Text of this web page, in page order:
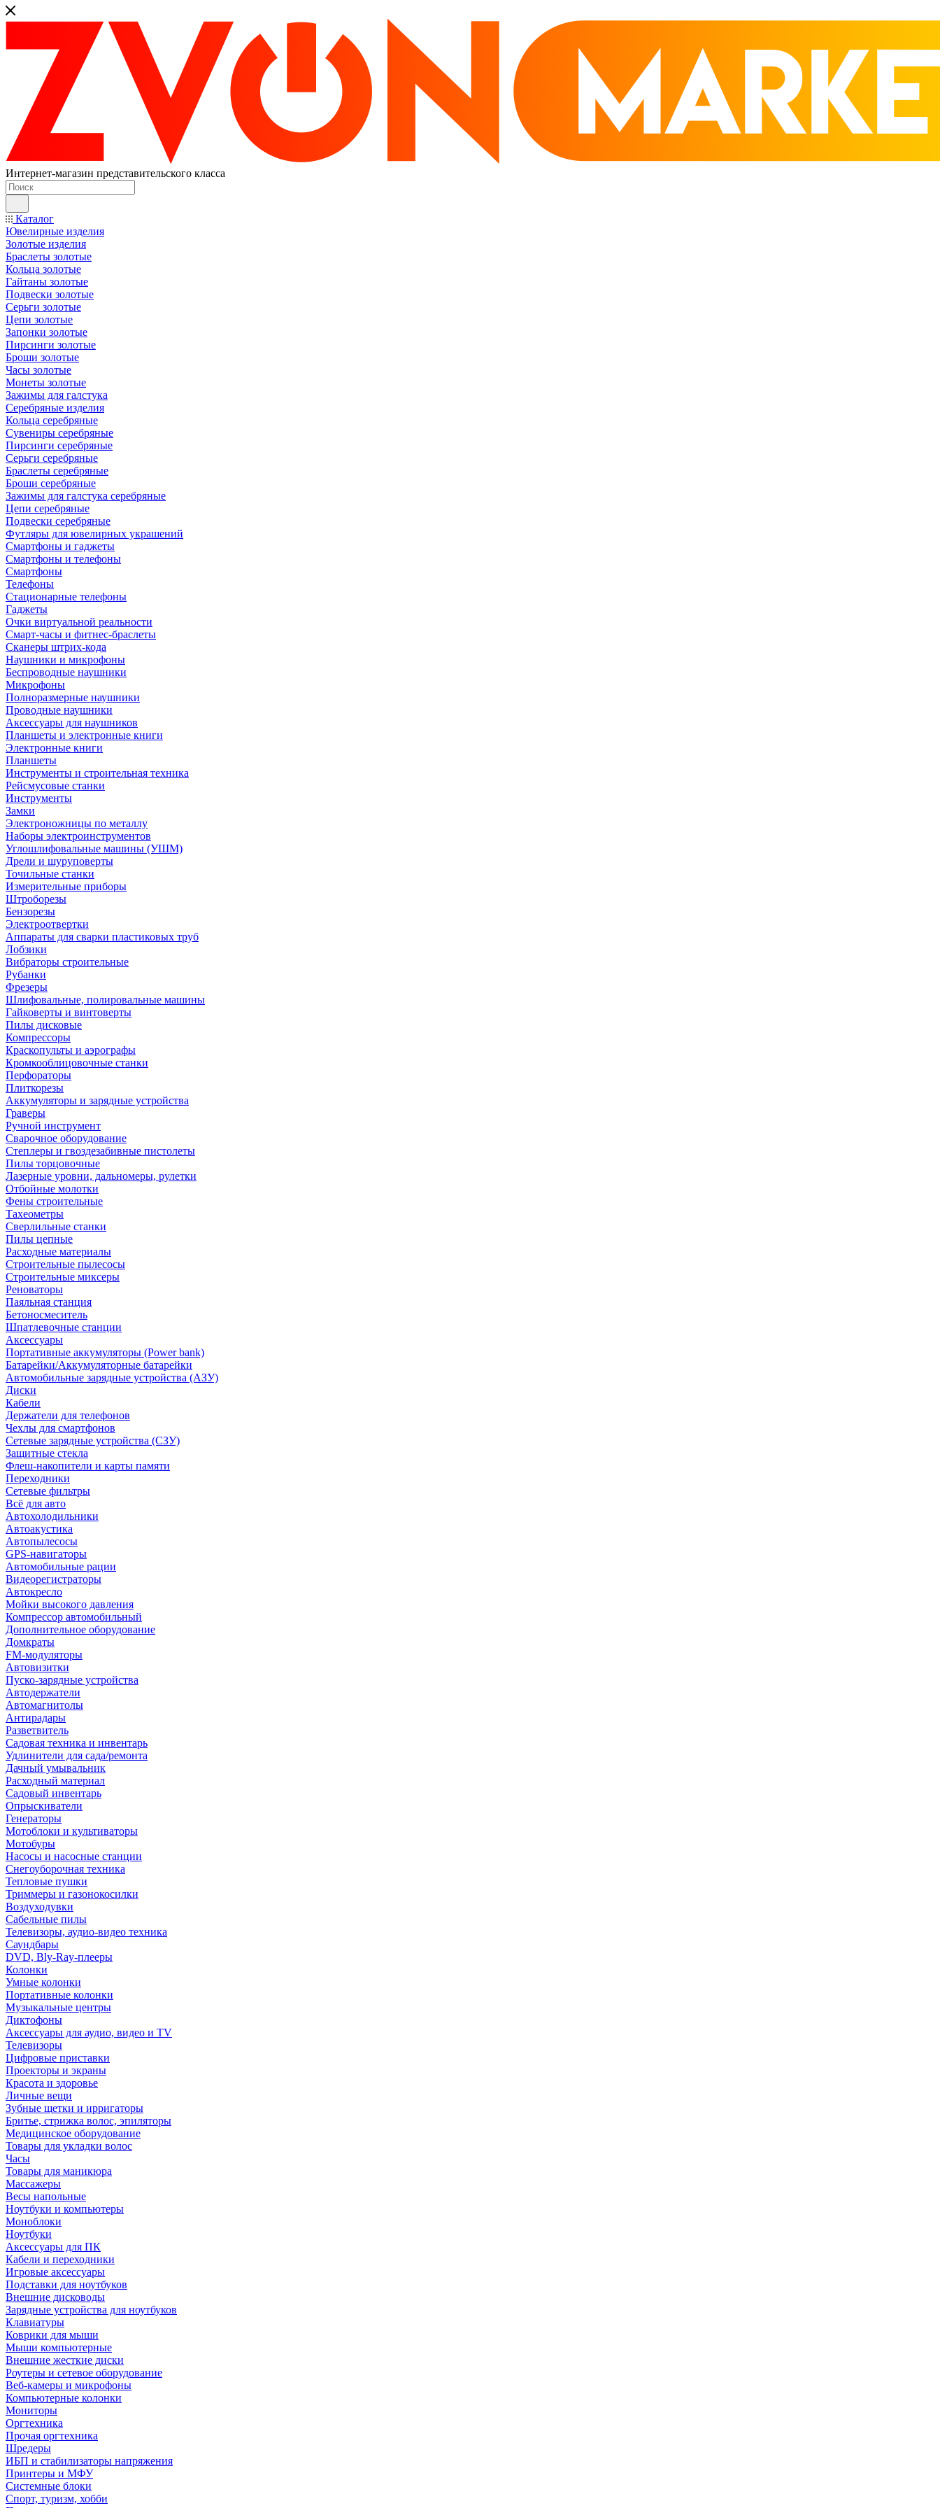
Интернет-магазин представительского класса
Каталог
Ювелирные изделия
Золотые изделия
Браслеты золотые
Кольца золотые
Гайтаны золотые
Подвески золотые
Серьги золотые
Цепи золотые
Запонки золотые
Пирсинги золотые
Броши золотые
Часы золотые
Монеты золотые
Зажимы для галстука
Серебряные изделия
Кольца серебряные
Сувениры серебряные
Пирсинги серебряные
Серьги серебряные
Браслеты серебряные
Броши серебряные
Зажимы для галстука серебряные
Цепи серебряные
Подвески серебряные
Футляры для ювелирных украшений
Смартфоны и гаджеты
Смартфоны и телефоны
Смартфоны
Телефоны
Стационарные телефоны
Гаджеты
Очки виртуальной реальности
Смарт-часы и фитнес-браслеты
Сканеры штрих-кода
Наушники и микрофоны
Беспроводные наушники
Микрофоны
Полноразмерные наушники
Проводные наушники
Аксессуары для наушников
Планшеты и электронные книги
Электронные книги
Планшеты
Инструменты и строительная техника
Рейсмусовые станки
Инструменты
Замки
Электроножницы по металлу
Наборы электроинструментов
Углошлифовальные машины (УШМ)
Дрели и шуруповерты
Точильные станки
Измерительные приборы
Штроборезы
Бензорезы
Электроотвертки
Аппараты для сварки пластиковых труб
Лобзики
Вибраторы строительные
Рубанки
Фрезеры
Шлифовальные, полировальные машины
Гайковерты и винтоверты
Пилы дисковые
Компрессоры
Краскопульты и аэрографы
Кромкооблицовочные станки
Перфораторы
Плиткорезы
Аккумуляторы и зарядные устройства
Граверы
Ручной инструмент
Сварочное оборудование
Степлеры и гвоздезабивные пистолеты
Пилы торцовочные
Лазерные уровни, дальномеры, рулетки
Отбойные молотки
Фены строительные
Тахеометры
Сверлильные станки
Пилы цепные
Расходные материалы
Строительные пылесосы
Строительные миксеры
Реноваторы
Паяльная станция
Бетоносмеситель
Шпатлевочные станции
Аксессуары
Портативные аккумуляторы (Power bank)
Батарейки/Аккумуляторные батарейки
Автомобильные зарядные устройства (АЗУ)
Диски
Кабели
Держатели для телефонов
Чехлы для смартфонов
Сетевые зарядные устройства (СЗУ)
Защитные стекла
Флеш-накопители и карты памяти
Переходники
Сетевые фильтры
Всё для авто
Автохолодильники
Автоакустика
Автопылесосы
GPS-навигаторы
Автомобильные рации
Видеорегистраторы
Автокресло
Мойки высокого давления
Компрессор автомобильный
Дополнительное оборудование
Домкраты
FM-модуляторы
Автовизитки
Пуско-зарядные устройства
Автодержатели
Автомагнитолы
Антирадары
Разветвитель
Садовая техника и инвентарь
Удлинители для сада/ремонта
Дачный умывальник
Расходный материал
Садовый инвентарь
Опрыскиватели
Генераторы
Мотоблоки и культиваторы
Мотобуры
Насосы и насосные станции
Снегоуборочная техника
Тепловые пушки
Триммеры и газонокосилки
Воздуходувки
Сабельные пилы
Телевизоры, аудио-видео техника
Саундбары
DVD, Bly-Ray-плееры
Колонки
Умные колонки
Портативные колонки
Музыкальные центры
Диктофоны
Аксессуары для аудио, видео и TV
Телевизоры
Цифровые приставки
Проекторы и экраны
Красота и здоровье
Личные вещи
Зубные щетки и ирригаторы
Бритье, стрижка волос, эпиляторы
Медицинское оборудование
Товары для укладки волос
Часы
Товары для маникюра
Массажеры
Весы напольные
Ноутбуки и компьютеры
Моноблоки
Ноутбуки
Аксессуары для ПК
Кабели и переходники
Игровые аксессуары
Подставки для ноутбуков
Внешние дисководы
Зарядные устройства для ноутбуков
Клавиатуры
Коврики для мыши
Мыши компьютерные
Внешние жесткие диски
Роутеры и сетевое оборудование
Веб-камеры и микрофоны
Компьютерные колонки
Мониторы
Оргтехника
Прочая оргтехника
Шредеры
ИБП и стабилизаторы напряжения
Принтеры и МФУ
Системные блоки
Спорт, туризм, хобби